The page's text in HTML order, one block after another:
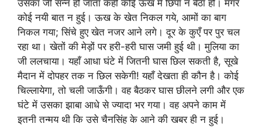
उसका जी सन्न हो जाता कहीं कोई ऊख में छिपा न बैठा हो। मगर
कोई नयी बात न हुई। ऊख के खेत निकल गये, आमों का बाग
निकल गया; सिंचे हुए खेत नजर आने लगे। दूर के कुएँ पर पुर चल
रहा था। खेतों की मेड़ों पर हरी-हरी घास जमी हुई थी। मुलिया का
जी ललचाया। यहाँ आधा घंटे में जितनी घास छिल सकती है, सूखे
मैदान में दोपहर तक न छिल सकेगी! यहाँ देखता ही कौन है। कोई
चिल्लायेगा, तो चली जाऊँगी। वह बैठकर घास छीलने लगी और एक
घंटे में उसका झाबा आधे से ज्यादा भर गया। वह अपने काम में
इतनी तन्मय थी कि उसे चैनसिंह के आने की खबर ही न हुई।